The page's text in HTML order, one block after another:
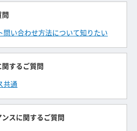
問い合わせ方法について知りたい
するご質問
共通
スに関するご質問